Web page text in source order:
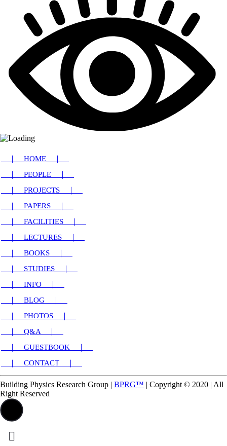
｜ HOME ｜
｜ PEOPLE ｜
｜ PROJECTS ｜
｜ PAPERS ｜
｜ FACILITIES ｜
｜ LECTURES ｜
｜ BOOKS ｜
｜ STUDIES ｜
｜ INFO ｜
｜ BLOG ｜
｜ PHOTOS ｜
｜ Q&A ｜
｜ GUESTBOOK ｜
｜ CONTACT ｜
Building Physics Research Group | BPRG™ | Copyright © 2020 | All
Right Reserved